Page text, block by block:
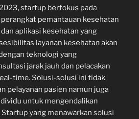
startup berfokus pada
pemantauan kesehatan
aplikasi kesehatan yang
layanan kesehatan akan
teknologi yang
jarak jauh dan pelacakan
time. Solusi-solusi ini tidak
pelayanan pasien namun juga
untuk mengendalikan
yang menawarkan solusi